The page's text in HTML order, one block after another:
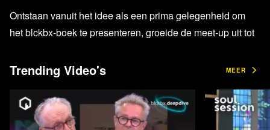
Ontstaan vanuit het idee als een prima gelegenheid om
het blckbx-boek te presenteren, groeide de meet-up uit tot
korte, maar inmiddels toch al veelbewogen verleden van
die het was gelukt om een kaartje te bemachtigen voor de
binnen twee dagen uitverkochte meet-up in
Trending Video's MEER